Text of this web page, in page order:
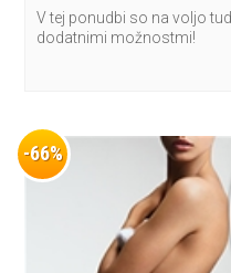
V tej ponudbi so na voljo
dodatnimi možnostmi!
-66%